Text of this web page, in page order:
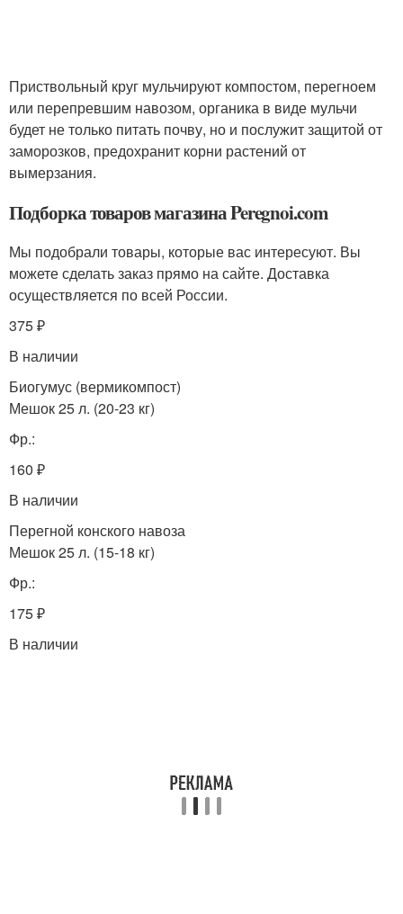
Приствольный круг мульчируют компостом, перегноем
или перепревшим навозом, органика в виде мульчи
будет не только питать почву, но и послужит защитой от
заморозков, предохранит корни растений от
вымерзания.
Подборка товаров магазина Peregnoi.com
Мы подобрали товары, которые вас интересуют. Вы
можете сделать заказ прямо на сайте. Доставка
осуществляется по всей России.
375 ₽
В наличии
Биогумус (вермикомпост)
Мешок 25 л. (20-23 кг)
Фр.:
160 ₽
В наличии
Перегной конского навоза
Мешок 25 л. (15-18 кг)
Фр.:
175 ₽
В наличии